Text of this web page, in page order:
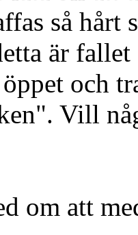
så
är
och
Vill
om att